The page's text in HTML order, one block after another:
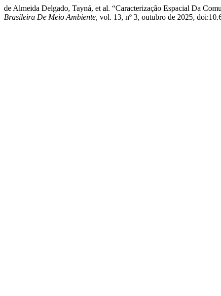
de Almeida Delgado, Tayná, et al. “Caracterização Espacial Da
Brasileira De Meio Ambiente, vol. 13, nº 3, outubro de 2025,